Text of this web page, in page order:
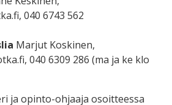
040 6743 562
Marjut Koskinen,
040 6309 286 (ma ja ke klo
ja opinto-ohjaaja osoitteessa